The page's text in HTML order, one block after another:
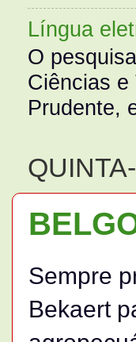
Língua
O
Ciências e
Prudente,
Sempre
Bekaert